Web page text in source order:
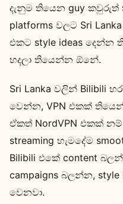
දැනුම තියෙන guy කවුරුත්
platforms වලට Sri
එකට style ideas දෙන්න
හදලා තියෙන්න ඕනේ.
Sri Lanka වලින් Bilibili
වෙන්න, VPN එකක්
ඒකත් NordVPN එකක් නම්
streaming හැමදේම
Bilibili එකේ content
campaigns බලන්න,
වෙනවා.